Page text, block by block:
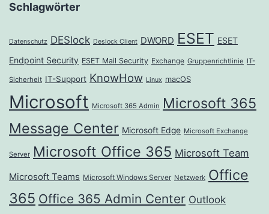
Schlagwörter
Datenschutz DESlock Deslock Client DWORD ESET ESET
Endpoint Security ESET Mail Security Exchange Gruppenrichtlinie IT-
Sicherheit IT-Support KnowHow Linux macOS
Microsoft Microsoft 365 Admin Microsoft 365
Message Center Microsoft Edge Microsoft Exchange
Server Microsoft Office 365 Microsoft Team
Microsoft Teams Microsoft Windows Server Netzwerk Office
365 Office 365 Admin Center Outlook